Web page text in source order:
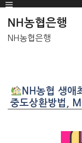
SKIP
TO
CONTENT
Menu
NH농협은행
NH농협은행
NH농협 생애
중도상환방법,